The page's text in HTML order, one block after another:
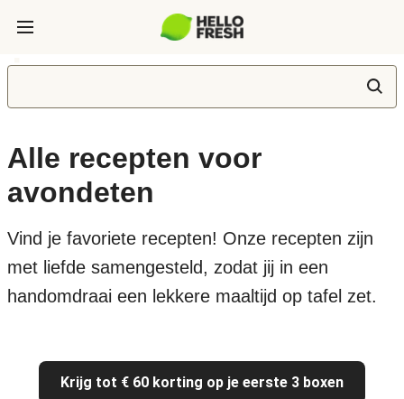
Alle recepten voor
avondeten
Vind je favoriete recepten! Onze recepten zijn
met liefde samengesteld, zodat jij in een
handomdraai een lekkere maaltijd op tafel zet.
Krijg tot € 60 korting op je eerste 3 boxen